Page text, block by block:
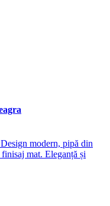
modern, pipă din
mat. Eleganță și